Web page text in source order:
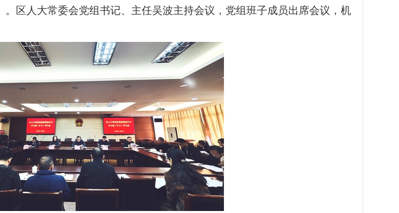
区人大常委会党组书记、主任吴波主持会议，党组班子成员出席会议，机